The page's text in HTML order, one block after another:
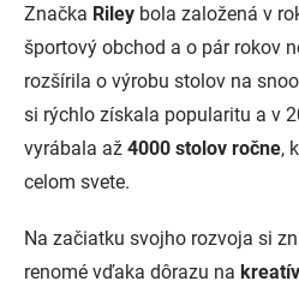
Značka Riley bola založená v
športový obchod a o pár rokov
rozšírila o výrobu stolov na
si rýchlo získala popularitu a v
vyrábala až 4000 stolov ročne,
celom svete.
Na začiatku svojho rozvoja si
renomé vďaka dôrazu na